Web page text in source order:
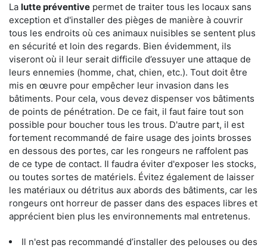
La lutte préventive permet de traiter tous les locaux sans
exception et d'installer des pièges de manière à couvrir
tous les endroits où ces animaux nuisibles se sentent plus
en sécurité et loin des regards. Bien évidemment, ils
viseront où il leur serait difficile d’essuyer une attaque de
leurs ennemies (homme, chat, chien, etc.). Tout doit être
mis en œuvre pour empêcher leur invasion dans les
bâtiments. Pour cela, vous devez dispenser vos bâtiments
de points de pénétration. De ce fait, il faut faire tout son
possible pour boucher tous les trous. D'autre part, il est
fortement recommandé de faire usage des joints brosses
en dessous des portes, car les rongeurs ne raffolent pas
de ce type de contact. Il faudra éviter d'exposer les stocks,
ou toutes sortes de matériels. Évitez également de laisser
les matériaux ou détritus aux abords des bâtiments, car les
rongeurs ont horreur de passer dans des espaces libres et
apprécient bien plus les environnements mal entretenus.
Il n'est pas recommandé d’installer des pelouses ou des